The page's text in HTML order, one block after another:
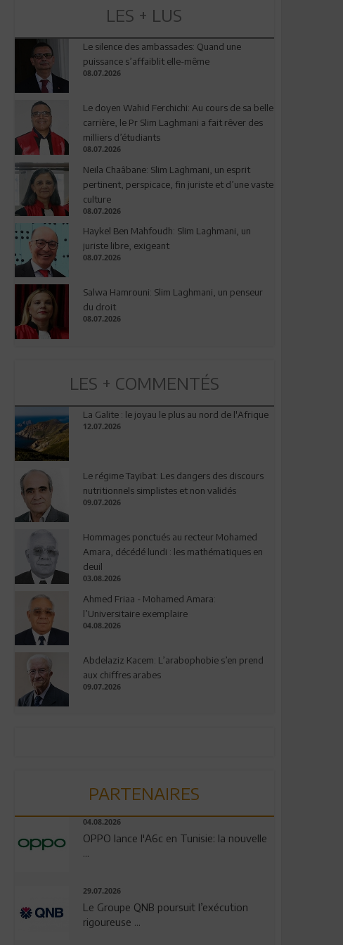
LES + LUS
Le silence des ambassades: Quand une
puissance s’affaiblit elle-même
08.07.2026
Le doyen Wahid Ferchichi: Au cours de sa belle
carrière, le Pr Slim Laghmani a fait rêver des
milliers d’étudiants
08.07.2026
Neila Chaâbane: Slim Laghmani, un esprit
pertinent, perspicace, fin juriste et d’une vaste
culture
08.07.2026
Haykel Ben Mahfoudh: Slim Laghmani, un
juriste libre, exigeant
08.07.2026
Salwa Hamrouni: Slim Laghmani, un penseur
du droit
08.07.2026
LES + COMMENTÉS
La Galite : le joyau le plus au nord de l'Afrique
12.07.2026
Le régime Tayibat: Les dangers des discours
nutritionnels simplistes et non validés
09.07.2026
Hommages ponctués au recteur Mohamed
Amara, décédé lundi : les mathématiques en
deuil
03.08.2026
Ahmed Friaa - Mohamed Amara:
l’Universitaire exemplaire
04.08.2026
Abdelaziz Kacem: L’arabophobie s’en prend
aux chiffres arabes
09.07.2026
PARTENAIRES
04.08.2026
OPPO lance l'A6c en Tunisie: la nouvelle
...
29.07.2026
Le Groupe QNB poursuit l’exécution
rigoureuse ...